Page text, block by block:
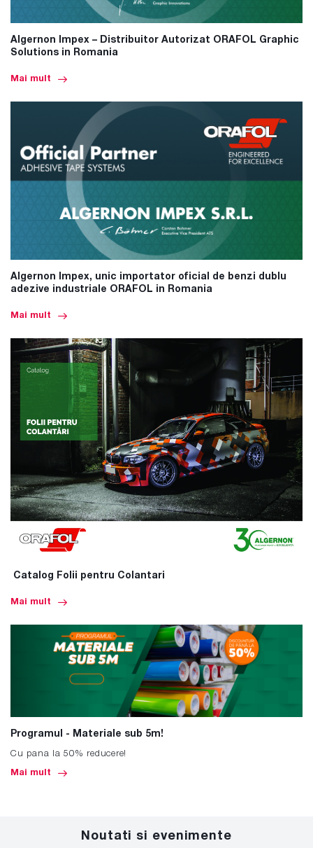
Algernon Impex – Distribuitor Autorizat ORAFOL Graphic
Solutions in Romania
Mai mult
Algernon Impex, unic importator oficial de benzi dublu
adezive industriale ORAFOL in Romania
Mai mult
Catalog Folii pentru Colantari
Mai mult
Programul - Materiale sub 5m!
Cu pana la 50% reducere!
Mai mult
Noutati si evenimente